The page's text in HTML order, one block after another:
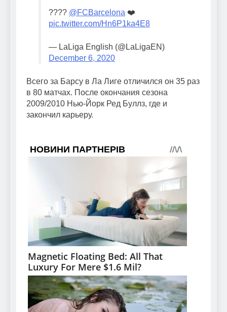
???? @FCBarcelona ❤️
pic.twitter.com/Hn6P1ka4E8
— LaLiga English (@LaLigaEN)
December 6, 2020
Всего за Барсу в Ла Лиге отличился он 35 раз
в 80 матчах. После окончания сезона
2009/2010 Нью-Йорк Ред Буллз, где и
закончил карьеру.